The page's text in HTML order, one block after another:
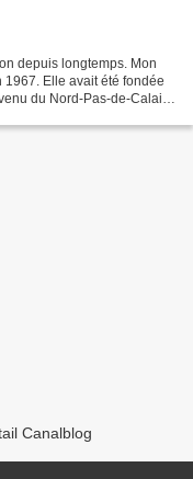
depuis longtemps. Mon
Elle avait été fondée
du Nord-Pas-de-Calais
Canalblog